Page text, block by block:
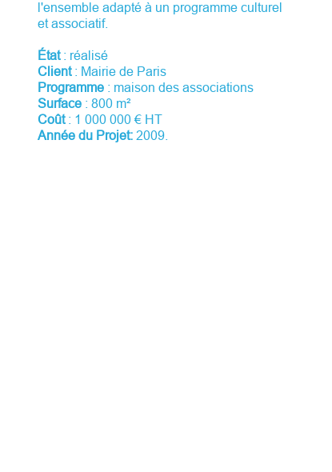
l'ensemble adapté à un programme culturel
et associatif.
État: réalisé
Client: Mairie de Paris
Programme : maison des associations
Surface : 800 m²
Coût: 1 000 000 € HT
Année du Projet:2009